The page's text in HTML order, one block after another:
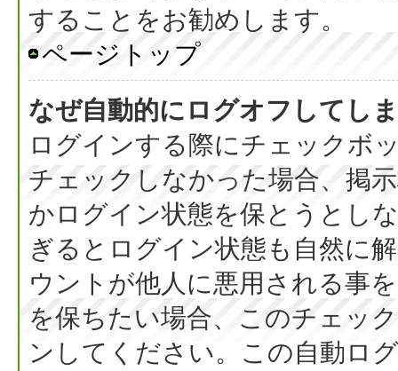
することをお勧めします。
ページトップ
なぜ自動的にログオフしてし
ログインする際にチェックボ
チェックしなかった場合、掲
かログイン状態を保とうとし
ぎるとログイン状態も自然に
ウントが他人に悪用される事
を保ちたい場合、このチェッ
ンしてください。この自動ロ